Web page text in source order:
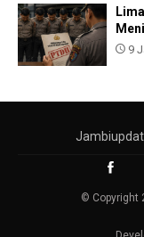
9
© Copyright